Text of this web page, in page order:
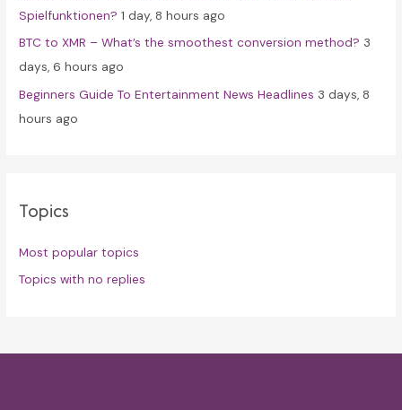
Spielfunktionen? 1 day, 8 hours ago
BTC to XMR – What’s the smoothest conversion method? 3
days, 6 hours ago
Beginners Guide To Entertainment News Headlines 3 days, 8
hours ago
Topics
Most popular topics
Topics with no replies